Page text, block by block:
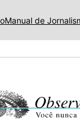
Manual de